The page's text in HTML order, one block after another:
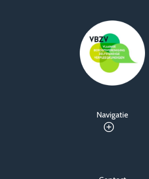
Navigatie